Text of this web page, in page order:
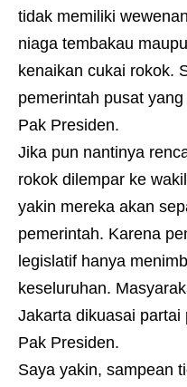
tidak memiliki
niaga tembakau
kenaikan cukai rokok.
pemerintah pusat
Pak Presiden.
Jika pun nantinya
rokok dilempar ke
yakin mereka akan
pemerintah. Karena
legislatif hanya
keseluruhan.
Jakarta dikuasai
Pak Presiden.
Saya yakin, sampean